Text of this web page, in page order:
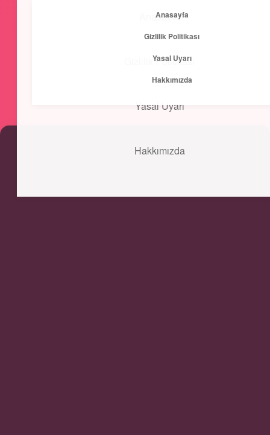
Anasayfa
Gizlilik Politikası
Yasal Uyarı
Hakkımızda
Kısa ve Öz
Anasayfa
Gizlilik Politikası
Yasal Uyarı
Hakkımızda